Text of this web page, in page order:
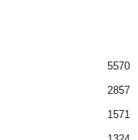
5570
2857
1571